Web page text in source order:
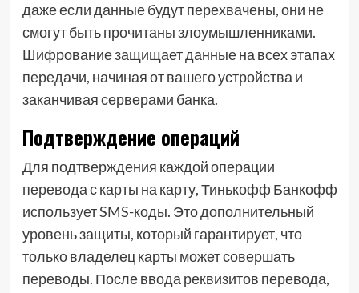
даже если данные будут перехвачены, они не
смогут быть прочитаны злоумышленниками.
Шифрование защищает данные на всех этапах
передачи, начиная от вашего устройства и
заканчивая серверами банка.
Подтверждение операций
Для подтверждения каждой операции
перевода с карты на карту, Тинькофф Банкофф
использует SMS-коды. Это дополнительный
уровень защиты, который гарантирует, что
только владелец карты может совершать
переводы. После ввода реквизитов перевода,